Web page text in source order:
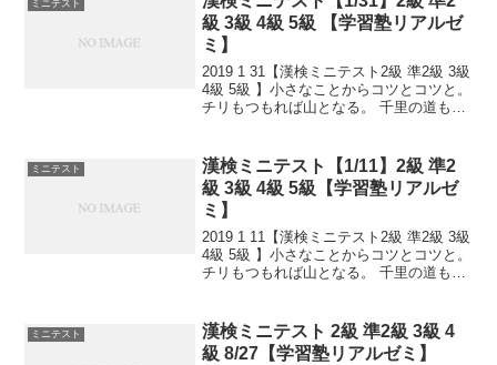
ミニテスト
級 3級 4級 5級 【学習塾リアルゼ
ミ】
2019 1 31【漢検ミニテスト2級 準2級 3級
4級 5級 】小さなことからコツとコツと。
チリもつもれば山となる。 千里の道も一
熟語問題などの出来具合が合...
ミニテスト
漢検ミニテスト【1/11】2級 準2
級 3級 4級 5級【学習塾リアルゼ
ミ】
2019 1 11【漢検ミニテスト2級 準2級 3級
4級 5級 】小さなことからコツとコツと。
チリもつもれば山となる。 千里の道も一
熟語問題などの出来具合が合...
ミニテスト
漢検ミニテスト 2級 準2級 3級 4
級 8/27【学習塾リアルゼミ】